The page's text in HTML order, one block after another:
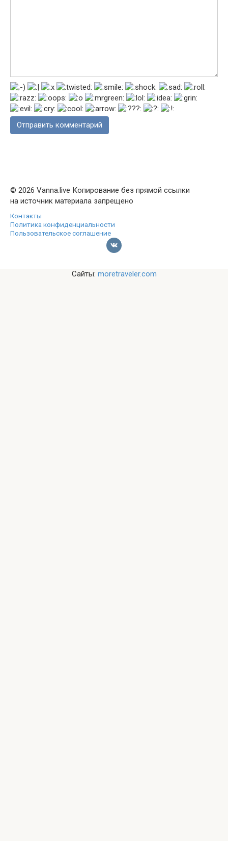
© 2026 Vanna.live Копирование без прямой ссылки
на источник материала запрещено
Контакты
Политика конфиденциальности
Пользовательское соглашение
Сайты: moretraveler.com